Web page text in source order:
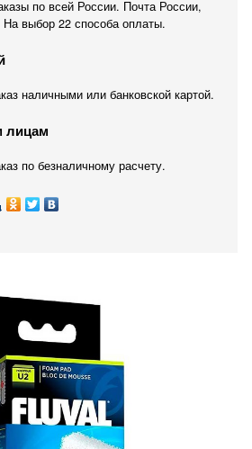
по всей России. Почта России,
выбор 22 способа оплаты.
наличными или банковской картой.
лицам
по безналичному расчету.